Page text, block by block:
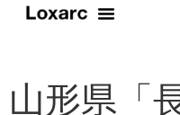
山形県「